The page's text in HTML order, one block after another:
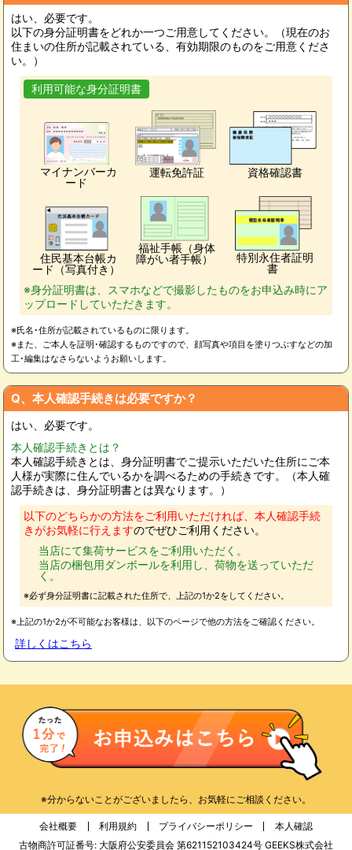
はい、必要です。
以下の身分証明書をどれか一つご用意してください。（現在のお
住まいの住所が記載されている、有効期限のものをご用意くださ
い。）
利用可能な身分証明書
マイナンバーカ
ード
運転免許証 資格確認書
住民基本台帳カ
ード（写真付き）
福祉手帳（身体
障がい者手帳）
特別永住者証明
書
※身分証明書は、スマホなどで撮影したものをお申込み時にア
ップロードしていただきます。
※氏名･住所が記載されているものに限ります。
※また、ご本人を証明･確認するものですので、顔写真や項目を塗りつぶすなどの加
工･編集はなさらないようお願いします。
Q、本人確認手続きは必要ですか？
はい、必要です。
本人確認手続きとは？
本人確認手続きとは、身分証明書でご提示いただいた住所にご本
人様が実際に住んでいるかを調べるための手続きです。（本人確
認手続きは、身分証明書とは異なります。）
以下のどちらかの方法をご利用いただければ、本人確認手続
きがお気軽に行えますのでぜひご利用ください。
当店にて集荷サービスをご利用いただく。
当店の梱包用ダンボールを利用し、荷物を送っていただ
く。
※必ず身分証明書に記載された住所で、上記の1か2をしてください。
※上記の1か2が不可能なお客様は、以下のページで他の方法をご確認ください。
詳しくはこちら
※分からないことがございましたら、お気軽にご相談ください。
会社概要 利用規約 プライバシーポリシー
本人確認
古物商許可証番号: 大阪府公安委員会 第621152103424号 GEEKS株式会社